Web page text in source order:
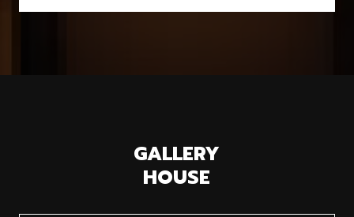
GALLERY
HOUSE